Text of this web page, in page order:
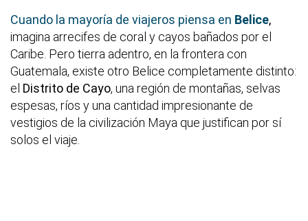
Cuando la mayoría de viajeros piensa en Belice,
imagina arrecifes de coral y cayos bañados por el
Caribe. Pero tierra adentro, en la frontera con
Guatemala, existe otro Belice completamente distinto:
el Distrito de Cayo, una región de montañas, selvas
espesas, ríos y una cantidad impresionante de
vestigios de la civilización Maya que justifican por sí
solos el viaje.